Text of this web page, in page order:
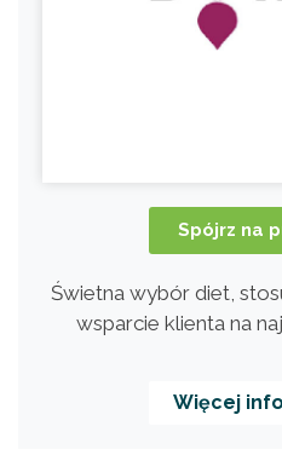
Spójrz na
Świetna wybór diet,
wsparcie klienta na
Więcej